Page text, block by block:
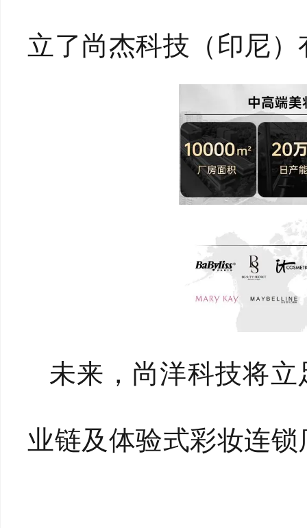
立了尚杰科技（印尼
未来，尚洋科技将
业链及体验式彩妆连